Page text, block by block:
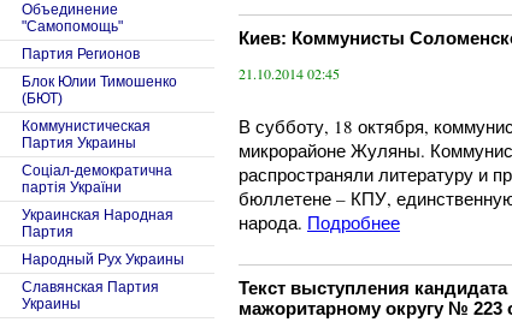
Киев: Коммунисты
21.10.2014 02:45
В субботу, 18 октября,
микрорайоне Жуляны.
распространяли литературу и
бюллетене – КПУ,
народа. Подробнее
Текст выступления
мажоритарному округу №
Объединение
"Самопомощь"
Партия Регионов
Блок Юлии Тимошенко
(БЮТ)
Коммунистическая
Партия Украины
Соцiал-демократична
партiя України
Украинская Народная
Партия
Народный Рух Украины
Славянская Партия
Украины